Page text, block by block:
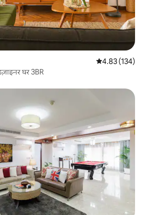
औसत रेटिंग 5 में से
4.83 (134)
घर 3BR